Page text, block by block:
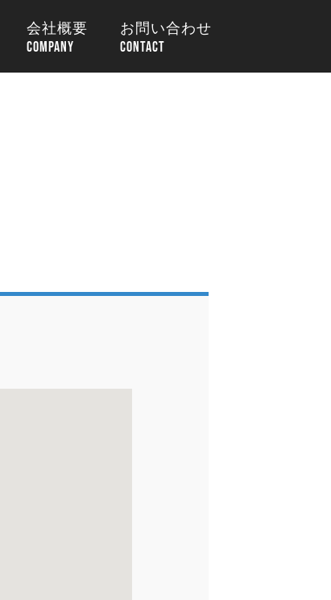
会社概要 お問い合わせ